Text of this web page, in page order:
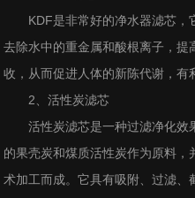
KDF是非常好的净水器滤芯，
去除水中的重金属和酸根离子，提
收，从而促进人体的新陈代谢，有
2、活性炭滤芯
活性炭滤芯是一种过滤净化
的果壳炭和煤质活性炭作为原料
术加工而成。它具有吸附、过滤